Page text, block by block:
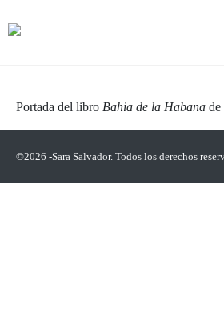
Portada del libro Bahia de la Habana de
©2026 -Sara Salvador. Todos los derechos